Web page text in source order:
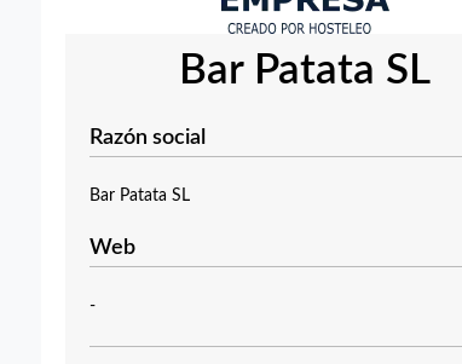
Bar Patata SL
Razón social
Bar Patata SL
Web
-